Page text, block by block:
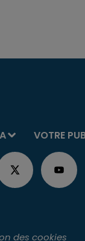
VOTRE
des cookies